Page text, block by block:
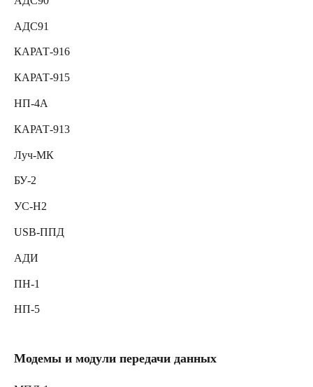
АДС91
КАРАТ-916
КАРАТ-915
НП-4А
КАРАТ-913
Луч-МК
БУ-2
УС-Н2
USB-ППД
АДИ
ПН-1
НП-5
Модемы и модули передачи данных